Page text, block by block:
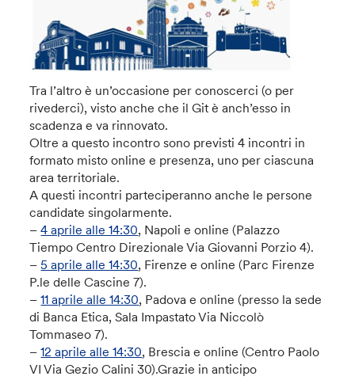
Tra l’altro è un’occasione per conoscerci (o per
rivederci), visto anche che il Git è anch’esso in
scadenza e va rinnovato.
Oltre a questo incontro sono previsti 4 incontri in
formato misto online e presenza, uno per ciascuna
area territoriale.
A questi incontri parteciperanno anche le persone
candidate singolarmente.
–4 aprile alle 14:30, Napoli e online (Palazzo
Tiempo Centro Direzionale Via Giovanni Porzio 4).
–5 aprile alle 14:30, Firenze e online (Parc Firenze
P.le delle Cascine 7).
–11 aprile alle 14:30, Padova e online (presso la sede
di Banca Etica, Sala Impastato Via Niccolò
Tommaseo 7).
–12 aprile alle 14:30, Brescia e online (Centro Paolo
VI Via Gezio Calini 30).Grazie in anticipo